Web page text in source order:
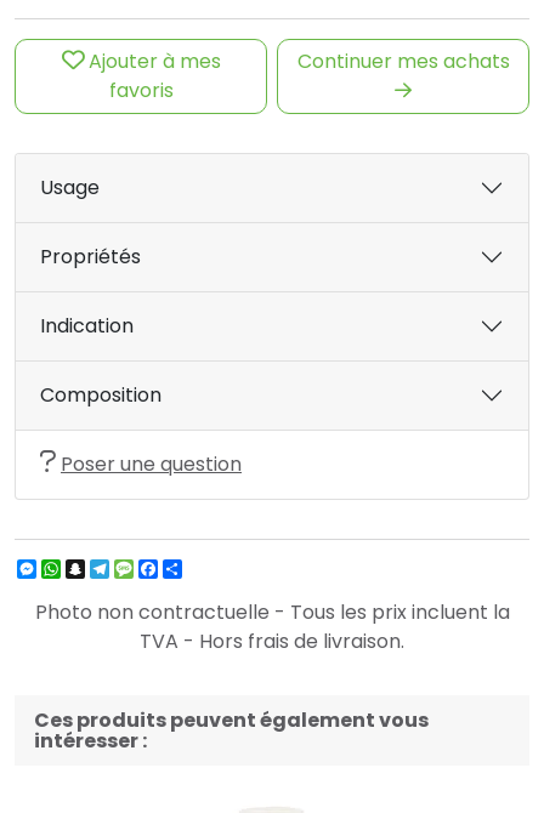
Ajouter à mes
favoris
Continuer mes achats
Usage
Propriétés
Indication
Composition
Poser une question
Messenger
WhatsApp
Snapchat
Telegram
Message
Facebook
Photo non contractuelle - Tous les prix incluent la
TVA - Hors frais de livraison.
Ces produits peuvent également vous
intéresser :